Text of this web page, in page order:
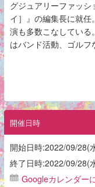
グジュアリーファッ
イ］』の編集長に就任
演も多数こなしてい
はバンド活動、ゴルフ
開催日時
開始日時:2022/09/28(
終了日時:2022/09/28(
Googleカレンダー